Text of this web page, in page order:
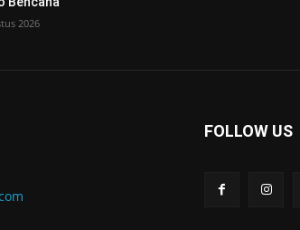
2026
FOLLOW US